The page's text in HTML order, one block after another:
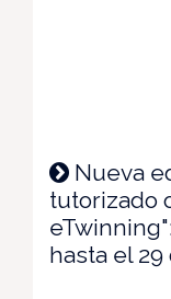
Nueva
tutorizado
hasta el